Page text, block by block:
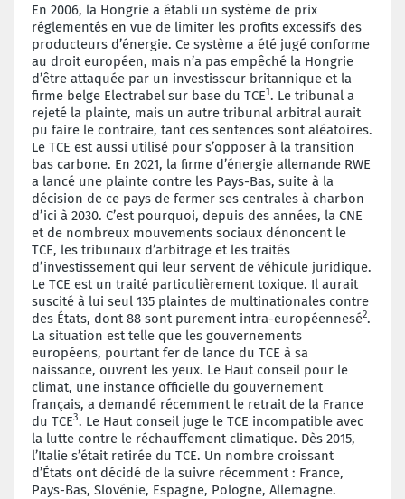
En 2006, la Hongrie a établi un système de prix
réglementés en vue de limiter les profits excessifs des
producteurs d’énergie. Ce système a été jugé conforme
au droit européen, mais n’a pas empêché la Hongrie
d’être attaquée par un investisseur britannique et la
firme belge Electrabel sur base du TCE1. Le tribunal a
rejeté la plainte, mais un autre tribunal arbitral aurait
pu faire le contraire, tant ces sentences sont aléatoires.
Le TCE est aussi utilisé pour s’opposer à la transition
bas carbone. En 2021, la firme d’énergie allemande RWE
a lancé une plainte contre les Pays-Bas, suite à la
décision de ce pays de fermer ses centrales à charbon
d’ici à 2030. C’est pourquoi, depuis des années, la CNE
et de nombreux mouvements sociaux dénoncent le
TCE, les tribunaux d’arbitrage et les traités
d’investissement qui leur servent de véhicule juridique.
Le TCE est un traité particulièrement toxique. Il aurait
suscité à lui seul 135 plaintes de multinationales contre
des États, dont 88 sont purement intra-européennesé2.
La situation est telle que les gouvernements
européens, pourtant fer de lance du TCE à sa
naissance, ouvrent les yeux. Le Haut conseil pour le
climat, une instance officielle du gouvernement
français, a demandé récemment le retrait de la France
du TCE3. Le Haut conseil juge le TCE incompatible avec
la lutte contre le réchauffement climatique. Dès 2015,
l’Italie s’était retirée du TCE. Un nombre croissant
d’États ont décidé de la suivre récemment : France,
Pays-Bas, Slovénie, Espagne, Pologne, Allemagne.